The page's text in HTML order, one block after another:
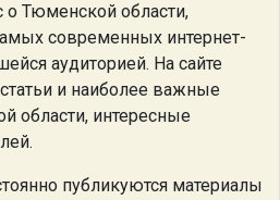
Тюменской области,
современных интернет-
аудиторией. На сайте
и наиболее важные
области, интересные
публикуются материалы